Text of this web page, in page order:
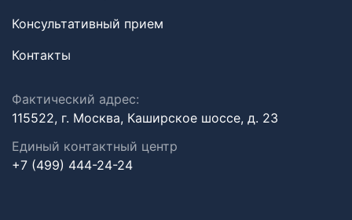
Консультативный прием
Контакты
Фактический адрес:
115522, г. Москва, Каширское шоссе, д. 23
Единый контактный центр
+7 (499) 444-24-24